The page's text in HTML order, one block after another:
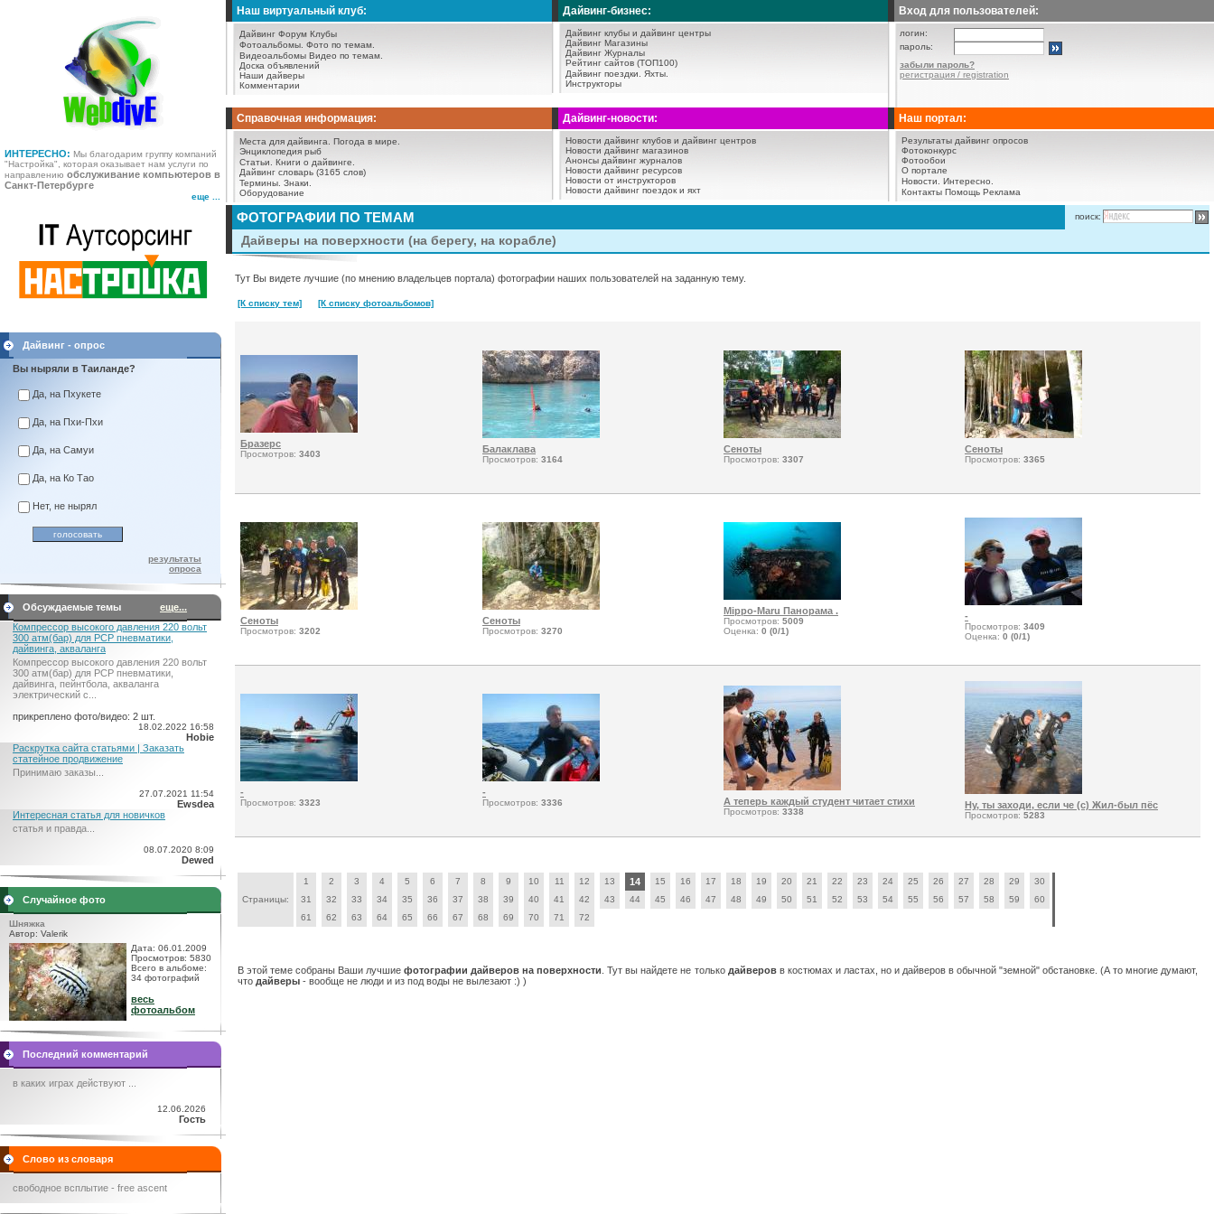
ИНТЕРЕСНО: Мы благодарим группу компаний
"Настройка", которая оказывает нам услуги по
направлению обслуживание компьютеров в
Санкт-Петербурге
еще ...
Наш виртуальный клуб:
Дайвинг Форум Клубы
Фотоальбомы. Фото по темам.
Видеоальбомы Видео по темам.
Доска объявлений
Наши дайверы
Комментарии
Дайвинг-бизнес:
Дайвинг клубы и дайвинг центры
Дайвинг Магазины
Дайвинг Журналы
Рейтинг сайтов (ТОП100)
Дайвинг поездки.
Яхты.
Инструкторы
Вход для пользователей:
логин:
пароль:
забыли пароль?
регистрация / registration
Справочная информация:
Места для дайвинга.
Погода в мире.
Энциклопедия рыб
Статьи.
Книги о дайвинге.
Дайвинг словарь (3165 слов)
Термины. Знаки.
Оборудование
Дайвинг-новости:
Новости дайвинг клубов и дайвинг центров
Новости дайвинг магазинов
Анонсы дайвинг журналов
Новости дайвинг ресурсов
Новости от инструкторов
Новости дайвинг поездок и яхт
Наш портал:
Результаты дайвинг опросов
Фотоконкурс
Фотообои
О портале
Новости.
Интересно.
Контакты Помощь Реклама
Дайвинг - опрос
Вы ныряли в Таиланде?
Да, на Пхукете
Да, на Пхи-Пхи
Да, на Самуи
Да, на Ко Тао
Нет, не нырял
результаты
опроса
Обсуждаемые темы
еще...
Компрессор высокого давления 220 вольт
300 атм(бар) для PCP пневматики,
дайвинга, акваланга
Компрессор высокого давления 220 вольт
300 атм(бар) для PCP пневматики,
дайвинга, пейнтбола, акваланга
электрический c...
прикреплено фото/видео: 2 шт.
18.02.2022 16:58
Hobie
Раскрутка сайта статьями | Заказать
статейное продвижение
Принимаю заказы...
27.07.2021 11:54
Ewsdea
Интересная статья для новичков
статья и правда...
08.07.2020 8:09
Dewed
Случайное фото
Шняжка
Автор: Valerik
Дата: 06.01.2009
Просмотров: 5830
Всего в альбоме:
34 фотографий
весь
фотоальбом
Последний комментарий
в каких играх действуют ...
12.06.2026
Гость
Слово из словаря
свободное всплытие - free ascent
ФОТОГРАФИИ ПО ТЕМАМ поиск:
Дайверы на поверхности (на берегу, на корабле)
Тут Вы видете лучшие (по мнению владельцев портала) фотографии наших пользователей на заданную тему.
[К списку тем] [К списку фотоальбомов]
Бразерс
Просмотров: 3403 Балаклава
Просмотров: 3164
Сеноты
Просмотров: 3307
Сеноты
Просмотров: 3365
Сеноты
Просмотров: 3202
Сеноты
Просмотров: 3270
Mippo-Maru Панорама .
Просмотров: 5009
Оценка: 0 (0/1)
-
Просмотров: 3409
Оценка: 0 (0/1)
-
Просмотров: 3323
-
Просмотров: 3336 А теперь каждый студент читает стихи
Просмотров: 3338
Ну, ты заходи, если че (с) Жил-был пёс
Просмотров: 5283
Страницы:
1 2 3 4 5 6 7 8 9 10 11 12 13 14 15 16 17 18 19 20 21 22 23 24 25 26 27 28 29
30
31
32 33 34 35 36 37 38 39 40 41 42 43 44 45 46 47 48 49 50 51 52 53 54 55 56 57 58 59
60
61
62 63 64 65 66 67 68 69 70 71 72
В этой теме собраны Ваши лучшиефотографии дайверов на поверхности . Тут вы найдете не только дайверовв костюмах и ластах, но и дайверов в обычной "земной" обстановке. (А то многие думают,
что дайверы - вообще не люди и из под воды не вылезают :) )